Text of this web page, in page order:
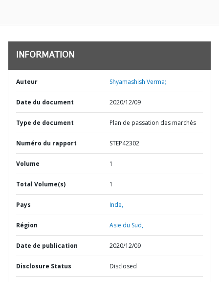
INFORMATION
Auteur Shyamashish Verma;
Date du document 2020/12/09
Type de document Plan de passation des marchés
Numéro du rapport STEP42302
Volume 1
Total Volume(s) 1
Pays Inde,
Région Asie du Sud,
Date de publication 2020/12/09
Disclosure Status Disclosed